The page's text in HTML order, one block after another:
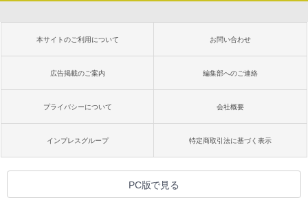
本サイトのご利用について お問い合わせ
広告掲載のご案内 編集部へのご連絡
プライバシーについて 会社概要
インプレスグループ 特定商取引法に基づく表示
PC版で見る